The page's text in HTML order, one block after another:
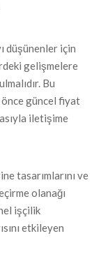
düşünenler için
gelişmelere
Bu
güncel fiyat
iletişime
tasarımlarını ve
olanağı
işçilik
etkileyen